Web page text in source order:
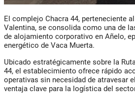
El complejo Chacra 44, perteneciente al
Valentina, se consolida como una de
de alojamiento corporativo en Añelo,
energético de Vaca Muerta.
Ubicado estratégicamente sobre la
44, el establecimiento ofrece rápido
operativas sin necesidad de atravesar
ventaja clave para la logística del